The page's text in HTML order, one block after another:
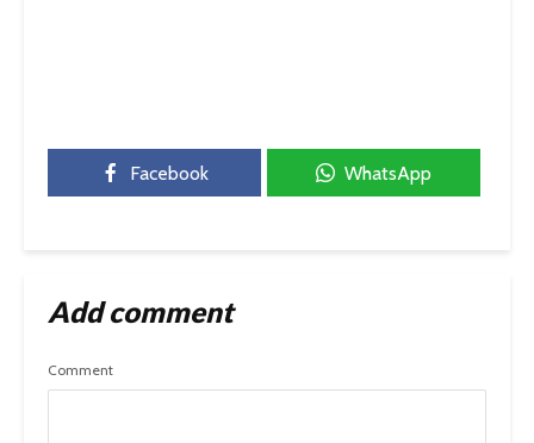
Facebook WhatsApp
Add comment
Comment